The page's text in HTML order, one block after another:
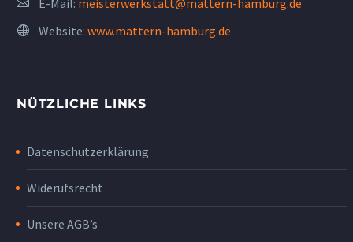
E-Mail: meisterwerkstatt@mattern-hamburg.de
Website: www.mattern-hamburg.de
NÜTZLICHE LINKS
Datenschutzerklärung
Widerufsrecht
Unsere AGB’s